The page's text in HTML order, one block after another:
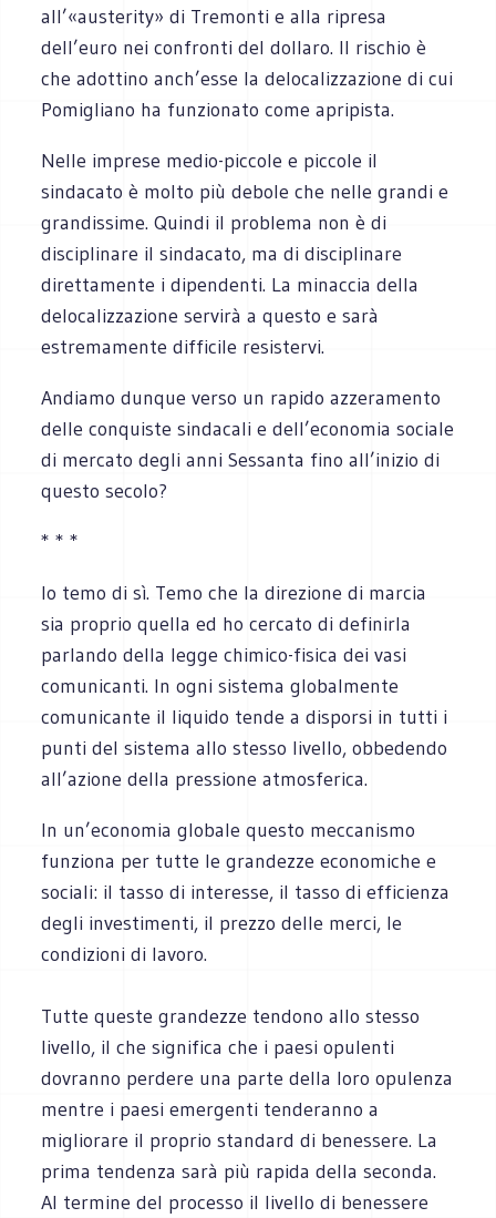
all’«austerity» di Tremonti e alla ripresa
dell’euro nei confronti del dollaro. Il rischio è
che adottino anch’esse la delocalizzazione di cui
Pomigliano ha funzionato come apripista.
Nelle imprese medio-piccole e piccole il
sindacato è molto più debole che nelle grandi e
grandissime. Quindi il problema non è di
disciplinare il sindacato, ma di disciplinare
direttamente i dipendenti. La minaccia della
delocalizzazione servirà a questo e sarà
estremamente difficile resistervi.
Andiamo dunque verso un rapido azzeramento
delle conquiste sindacali e dell’economia sociale
di mercato degli anni Sessanta fino all’inizio di
questo secolo?
* * *
Io temo di sì. Temo che la direzione di marcia
sia proprio quella ed ho cercato di definirla
parlando della legge chimico-fisica dei vasi
comunicanti. In ogni sistema globalmente
comunicante il liquido tende a disporsi in tutti i
punti del sistema allo stesso livello, obbedendo
all’azione della pressione atmosferica.
In un’economia globale questo meccanismo
funziona per tutte le grandezze economiche e
sociali: il tasso di interesse, il tasso di efficienza
degli investimenti, il prezzo delle merci, le
condizioni di lavoro.
Tutte queste grandezze tendono allo stesso
livello, il che significa che i paesi opulenti
dovranno perdere una parte della loro opulenza
mentre i paesi emergenti tenderanno a
migliorare il proprio standard di benessere. La
prima tendenza sarà più rapida della seconda.
Al termine del processo il livello di benessere